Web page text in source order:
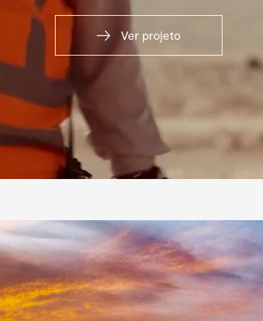
Ver projeto